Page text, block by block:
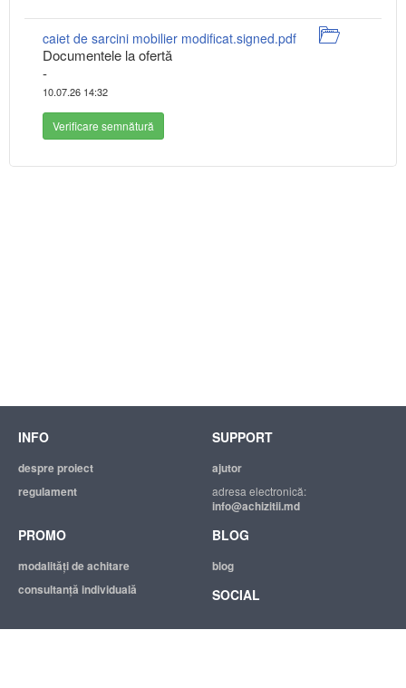
caiet de sarcini mobilier modificat.signed.pdf
Documentele la ofertă
-
10.07.26 14:32
Verificare semnătură
INFO
despre proiect
regulament
SUPPORT
ajutor
adresa electronică:
info@achizitii.md
PROMO
modalităţi de achitare
consultanță individuală
BLOG
blog
SOCIAL